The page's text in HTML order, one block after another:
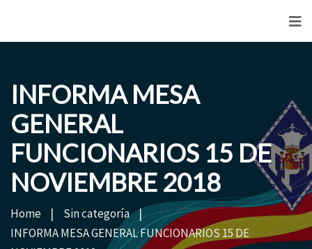
INFORMA MESA
GENERAL
FUNCIONARIOS 15 DE
NOVIEMBRE 2018
Home
Sin categoría
INFORMA MESA GENERAL FUNCIONARIOS 15 DE